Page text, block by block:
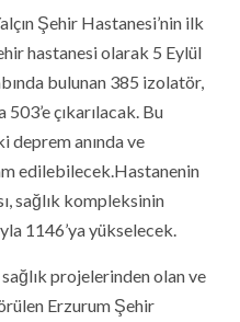
Şehir Hastanesi’nin ilk
hastanesi olarak 5 Eylül
bulunan 385 izolatör,
çıkarılacak. Bu
deprem anında ve
edilebilecek.Hastanenin
sağlık kompleksinin
1146’ya yükselecek.
projelerinden olan ve
Erzurum Şehir